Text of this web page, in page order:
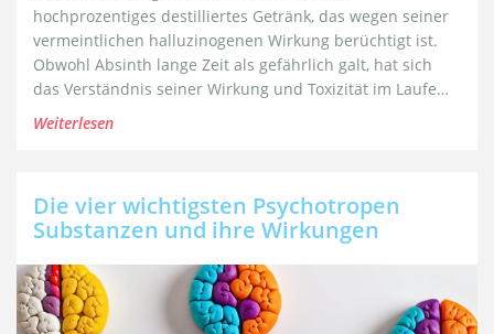
hochprozentiges destilliertes Getränk, das wegen seiner
vermeintlichen halluzinogenen Wirkung berüchtigt ist.
Obwohl Absinth lange Zeit als gefährlich galt, hat sich
das Verständnis seiner Wirkung und Toxizität im Laufe
der Jahre weiterentwickelt. Der Artikel untersucht die
tödlich sein kann.
Weiterlesen
Die vier wichtigsten Psychotropen
Substanzen und ihre Wirkungen